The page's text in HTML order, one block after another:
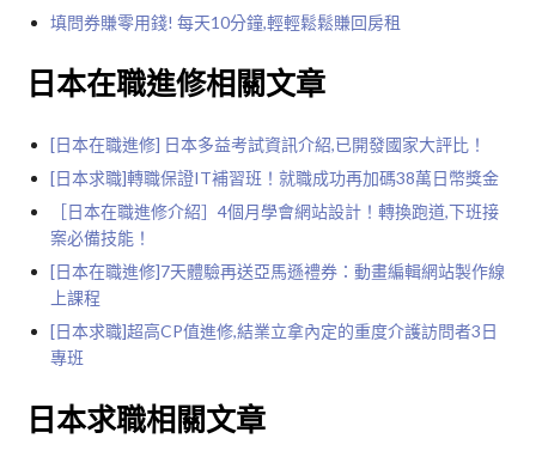
填問券賺零用錢! 每天10分鐘,輕輕鬆鬆賺回房租
日本在職進修相關文章
[日本在職進修] 日本多益考試資訊介紹,已開發國家大評比！
[日本求職]轉職保證IT補習班！就職成功再加碼38萬日幣獎金
［日本在職進修介紹］4個月學會網站設計！轉換跑道,下班接
案必備技能！
[日本在職進修]7天體驗再送亞馬遜禮券：動畫編輯網站製作線
上課程
[日本求職]超高CP值進修,結業立拿內定的重度介護訪問者3日
專班
日本求職相關文章